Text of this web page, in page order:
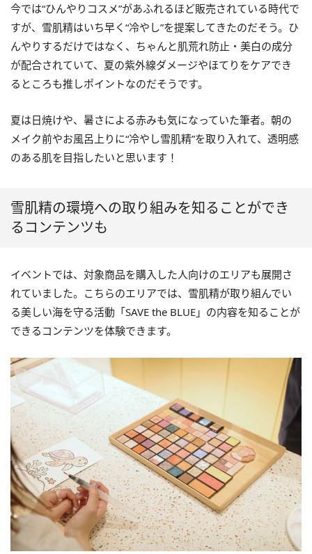
今では“ひんやりコスメ”があふれるほど販売されている時代で
すが、雪肌精はいち早く“冷やし”を提案してきたのだそう。ひ
んやりするだけではなく、ちゃんと肌荒れ防止・美白の成分
が配合されていて、夏の紫外線ダメージやほてりをケアでき
るところも推しポイントなのだそうです。
夏は日焼けや、暑さによる赤みも気になっていた筆者。朝の
メイク前やお風呂上りに“冷やし雪肌精”を取り入れて、透明感
のある肌を目指したいと思います！
雪肌精の環境への取り組みを知ることができ
るコンテンツも
イベントでは、対象商品を購入した人向けのエリアも展開さ
れていました。こちらのエリアでは、雪肌精が取り組んでい
る美しい海を守る活動「SAVE the BLUE」の内容を知ることが
できるコンテンツを体験できます。